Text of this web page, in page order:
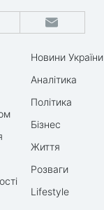
Новини України
Аналітика
Політика
Бізнес
Життя
Розваги
Lifestyle